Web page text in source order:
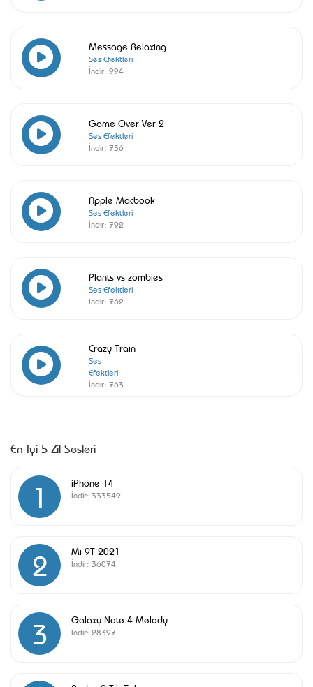
Message Relaxing
Ses Efektleri
İndir: 994
Game Over Ver 2
Ses Efektleri
İndir: 736
Apple Macbook
Ses Efektleri
İndir: 792
Plants vs zombies
Ses Efektleri
İndir: 762
Crazy Train
Ses
Efektleri
İndir: 763
En İyi 5 Zil Sesleri
1 iPhone 14
İndir: 333549
2 Mi 9T 2021
İndir: 36074
3 Galaxy Note 4 Melody
İndir: 28397